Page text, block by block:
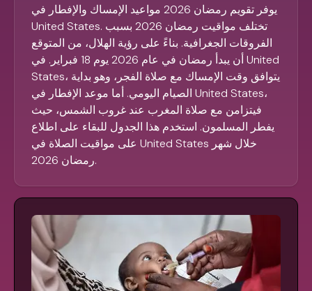
يوفر تقويم رمضان 2026 مواعيد الإمساك والإفطار في
United States. تختلف مواقيت رمضان 2026 بسبب
الفروقات الجغرافية. بناءً على رؤية الهلال، من المتوقع
أن يبدأ رمضان في عام 2026 يوم 18 فبراير. في United
States، يتوافق وقت الإمساك مع صلاة الفجر، وهو بداية
الصيام اليومي. أما موعد الإفطار في United States،
فيتزامن مع صلاة المغرب عند غروب الشمس، حيث
يفطر المسلمون. استخدم هذا الجدول للبقاء على اطلاع
على مواقيت الصلاة في United States خلال شهر
رمضان 2026.